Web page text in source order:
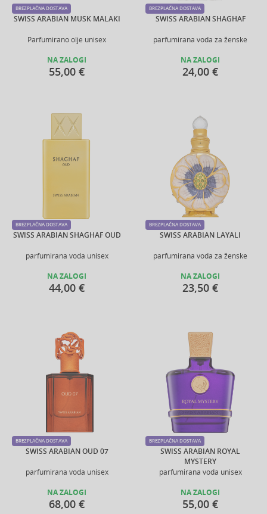
SWISS ARABIAN MUSK MALAKI
Parfumirano olje unisex
BREZPLAČNA DOSTAVA
NA ZALOGI
55,00 €
SWISS ARABIAN SHAGHAF
parfumirana voda za ženske
BREZPLAČNA DOSTAVA
NA ZALOGI
24,00 €
SWISS ARABIAN SHAGHAF OUD
parfumirana voda unisex
BREZPLAČNA DOSTAVA
NA ZALOGI
44,00 €
SWISS ARABIAN LAYALI
parfumirana voda za ženske
BREZPLAČNA DOSTAVA
NA ZALOGI
23,50 €
SWISS ARABIAN OUD 07
parfumirana voda unisex
BREZPLAČNA DOSTAVA
NA ZALOGI
68,00 €
SWISS ARABIAN ROYAL
MYSTERY
parfumirana voda unisex
BREZPLAČNA DOSTAVA
NA ZALOGI
55,00 €